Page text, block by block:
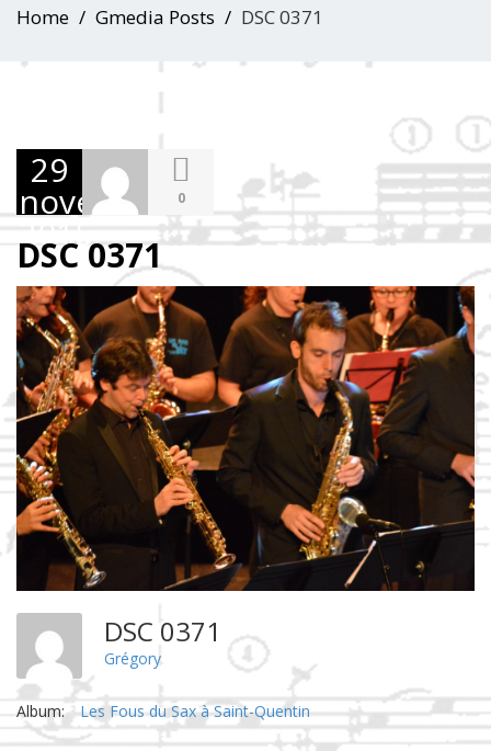
Home Gmedia Posts DSC 0371
29
novembre
2015
0
DSC 0371
DSC 0371
Grégory
Album: Les Fous du Sax à Saint-Quentin